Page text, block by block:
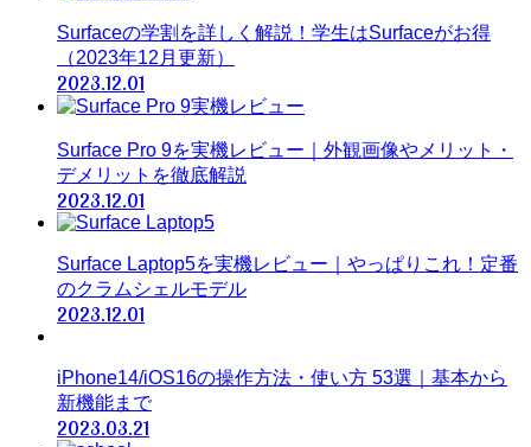
Surfaceの学割を詳しく解説！学生はSurfaceがお得
（2023年12月更新）
2023.12.01
Surface Pro 9を実機レビュー｜外観画像やメリット・
デメリットを徹底解説
2023.12.01
Surface Laptop5を実機レビュー｜やっぱりこれ！定番
のクラムシェルモデル
2023.12.01
iPhone14/iOS16の操作方法・使い方 53選｜基本から
新機能まで
2023.03.21